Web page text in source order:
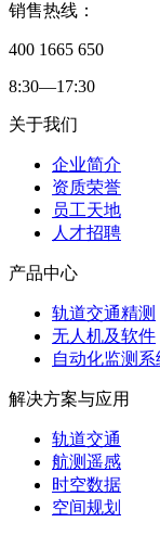
销售热线：
400 1665 650
8:30—17:30
关于我们
企业简介
资质荣誉
员工天地
人才招聘
产品中心
轨道交通精测
无人机及软件
自动化监测系
解决方案与应用
轨道交通
航测遥感
时空数据
空间规划